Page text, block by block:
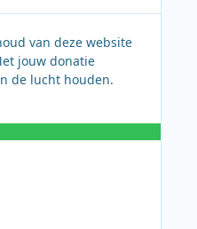
van deze website
jouw donatie
de lucht houden.